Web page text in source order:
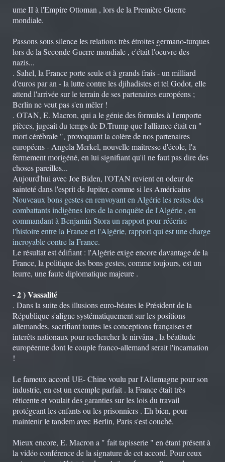
ume II à l'Empire Ottoman , lors de la Première Guerre
mondiale.
Passons sous silence les relations très étroites germano-turques
lors de la Seconde Guerre mondiale , c'était l'oeuvre des
nazis...
. Sahel, la France porte seule et à grands frais - un milliard
d'euros par an - la lutte contre les djihadistes et tel Godot, elle
attend l'arrivée sur le terrain de ses partenaires européens ;
Berlin ne veut pas s'en mêler !
. OTAN, E. Macron, qui a le génie des formules à l'emporte
pièces, jugeait du temps de D.Trump que l'alliance était en "
mort cérébrale ", provoquant la colère de nos partenaires
européens - Angela Merkel, nouvelle maitresse d'école, l'a
fermement morigéné, en lui signifiant qu'il ne faut pas dire des
choses pareilles...
Aujourd'hui avec Joe Biden, l'OTAN revient en odeur de
sainteté dans l'esprit de Jupiter, comme si les Américains
Nouveaux bons gestes en renvoyant en Algérie les restes des
combattants indigènes lors de la conquête de l'Algérie , en
commandant à Benjamin Stora un rapport pour réécrire
l'histoire entre la France et l'Algérie, rapport qui est une charge
incroyable contre la France.
Le résultat est édifiant : l'Algérie exige encore davantage de la
France, la politique des bons gestes, comme toujours, est un
leurre, une faute diplomatique majeure .
- 2 ) Vassalité
. Dans la suite des illusions euro-béates le Président de la
République s'aligne systématiquement sur les positions
allemandes, sacrifiant toutes les conceptions françaises et
interêts nationaux pour rechercher le nirvâna , la béatitude
européenne dont le couple franco-allemand serait l'incarnation
!
Le fameux accord UE- Chine voulu par l'Allemagne pour son
industrie, en est un exemple parfait . la France était très
réticente et voulait des garanties sur les lois du travail
protégeant les enfants ou les prisonniers . Eh bien, pour
maintenir le tandem avec Berlin, Paris s'est couché.
Mieux encore, E. Macron a " fait tapisserie " en étant présent à
la vidéo conférence de la signature de cet accord. Pour ceux